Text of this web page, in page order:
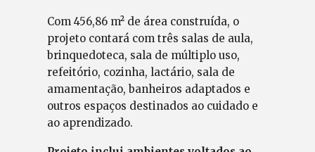
Com 456,86 m² de área construída, o
projeto contará com três salas de aula,
brinquedoteca, sala de múltiplo uso,
refeitório, cozinha, lactário, sala de
amamentação, banheiros adaptados e
outros espaços destinados ao cuidado e
ao aprendizado.